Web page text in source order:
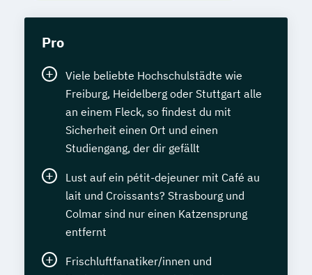
Pro
Viele beliebte Hochschulstädte wie
Freiburg, Heidelberg oder Stuttgart alle
an einem Fleck, so findest du mit
Sicherheit einen Ort und einen
Studiengang, der dir gefällt
Lust auf ein pétit-dejeuner mit Café au
lait und Croissants? Strasbourg und
Colmar sind nur einen Katzensprung
entfernt
Frischluftfanatiker/innen und